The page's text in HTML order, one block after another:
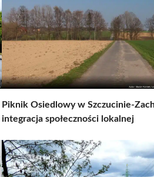
Piknik Osiedlowy w Szczucinie-
integracja społeczności lokalnej